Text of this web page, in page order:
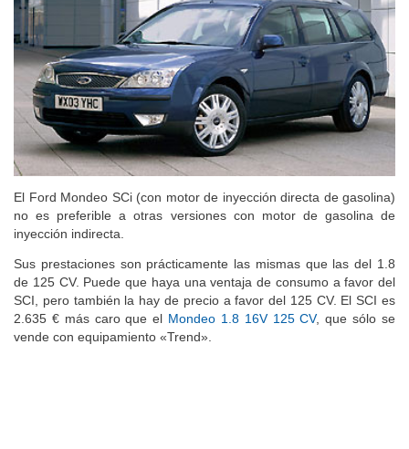
El Ford Mondeo SCi (con motor de inyección directa de gasolina)
no es preferible a otras versiones con motor de gasolina de
inyección indirecta.
Sus prestaciones son prácticamente las mismas que las del 1.8
de 125 CV. Puede que haya una ventaja de consumo a favor del
SCI, pero también la hay de precio a favor del 125 CV. El SCI es
2.635 € más caro que el Mondeo 1.8 16V 125 CV, que sólo se
vende con equipamiento «Trend».